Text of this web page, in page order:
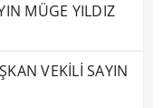
MÜGE YILDIZ
VEKİLİ SAYIN